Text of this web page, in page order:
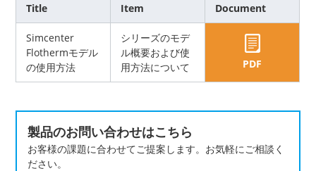
Title Item Document
Simcenter
Flothermモデル
の使用方法
シリーズのモデ
ル概要および使
用方法について
PDF
製品のお問い合わせはこちら
お客様の課題に合わせてご提案します。お気軽にご相談く
ださい。